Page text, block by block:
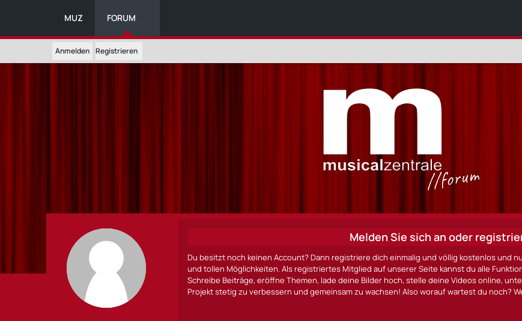
MUZ FORUM
Anmelden Registrieren
Melden Sie sich an oder
Du besitzt noch keinen Account? Dann registriere dich einmalig und völlig kostenlos und
und tollen Möglichkeiten. Als registriertes Mitglied auf unserer Seite kannst du alle
Schreibe Beiträge, eröffne Themen, lade deine Bilder hoch, stelle deine Videos online,
Projekt stetig zu verbessern und gemeinsam zu wachsen! Also worauf wartest du noch?